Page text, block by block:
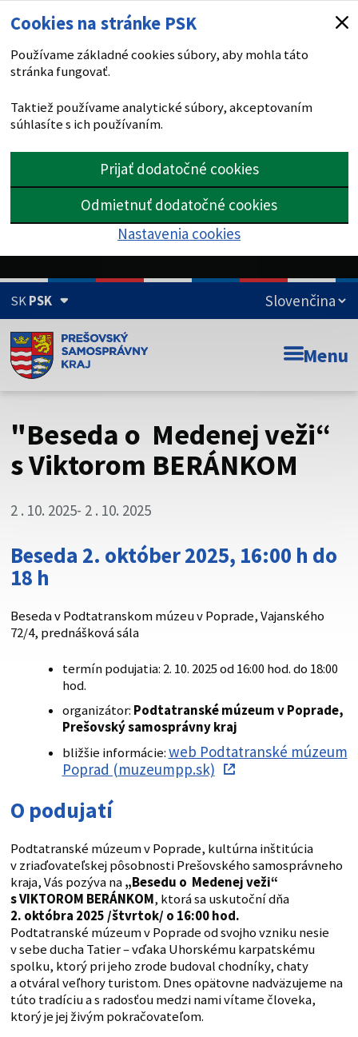
Cookies na stránke PSK
Používame základné cookies súbory, aby mohla táto
stránka fungovať.
Taktiež používame analytické súbory, akceptovaním
súhlasíte s ich používaním.
Prijať dodatočné cookies
Odmietnuť dodatočné cookies
Nastavenia cookies
SKPSK
Doména psk.sk je oficiálna
Toto je oficiálna webová stránka Prešovského
Táto stránka je zabezpečená
cez zabezpečenú webovú stránku. Zabezpečená stránka
Menu
"Beseda o Medenej veži“
s Viktorom BERÁNKOM
2 . 10. 2025- 2 . 10. 2025
Beseda 2. október 2025, 16:00 h do
18 h
Beseda v Podtatranskom múzeu v Poprade, Vajanského
72/4, prednášková sála
termín podujatia: 2. 10. 2025 od 16:00 hod. do 18:00
hod.
organizátor: Podtatranské múzeum v Poprade,
Prešovský samosprávny kraj
bližšie informácie:web Podtatranské múzeum
Poprad (muzeumpp.sk)
O podujatí
Podtatranské múzeum v Poprade, kultúrna inštitúcia
v zriaďovateľskej pôsobnosti Prešovského samosprávneho
kraja, Vás pozýva na„Besedu o Medenej veži“
s VIKTOROM BERÁNKOM, ktorá sa uskutoční dňa
2. októbra 2025 /štvrtok/ o 16:00 hod.
Podtatranské múzeum v Poprade od svojho vzniku nesie
v sebe ducha Tatier – vďaka Uhorskému karpatskému
spolku, ktorý pri jeho zrode budoval chodníky, chaty
a otváral veľhory turistom. Dnes opätovne nadväzujeme na
túto tradíciu a s radosťou medzi nami vítame človeka,
ktorý je jej živým pokračovateľom.